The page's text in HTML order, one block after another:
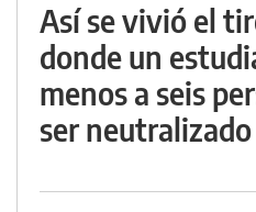
Así se vivió el
donde un
menos a seis
ser neutralizado